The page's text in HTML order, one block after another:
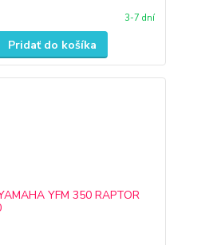
3-7 dní
Pridať do košíka